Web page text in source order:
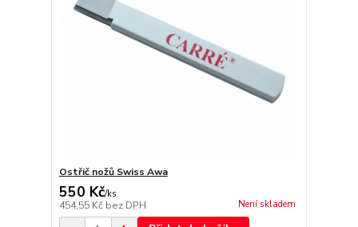
Ostřič nožů Swiss Awa
550 Kč/ks
454,55 Kč bez DPH Není skladem